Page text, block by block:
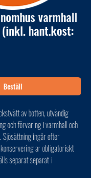
varmhall
hant.kost:
Beställ
av botten, utvändig
och förvaring i varmhall och
Sjösättning ingår efter
är obligatoriskt
separat separat i